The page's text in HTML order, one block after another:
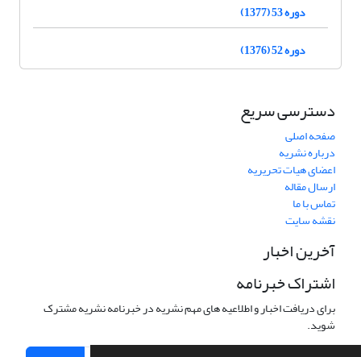
دوره 53 (1377)
دوره 52 (1376)
دسترسی سریع
صفحه اصلی
درباره نشریه
اعضای هیات تحریریه
ارسال مقاله
تماس با ما
نقشه سایت
آخرین اخبار
اشتراک خبرنامه
برای دریافت اخبار و اطلاعیه های مهم نشریه در خبرنامه نشریه مشترک
شوید.